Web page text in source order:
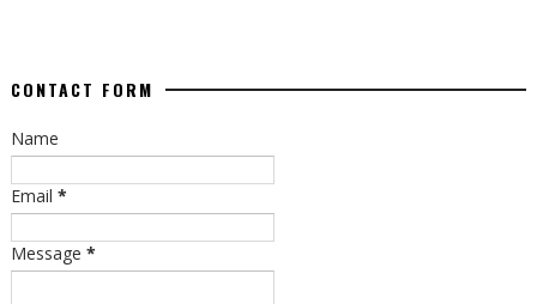
CONTACT FORM
Name
Email *
Message *